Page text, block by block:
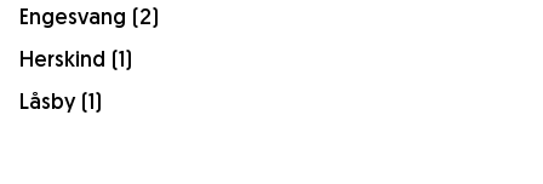
Engesvang (2)
Herskind (1)
Låsby (1)